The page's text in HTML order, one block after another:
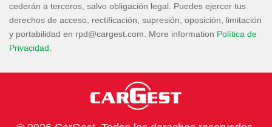
cederán a terceros, salvo obligación legal. Puedes ejercer tus
derechos de acceso, rectificación, supresión, oposición, limitación
y portabilidad en
. More information Política de
Privacidad